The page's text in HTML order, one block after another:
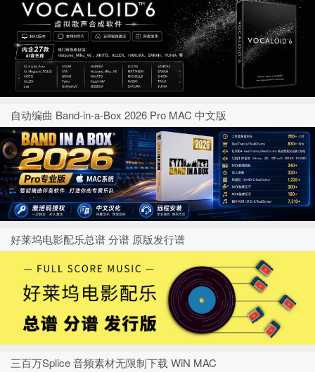
自动编曲 Band-in-a-Box 2026 Pro MAC 中文版
好莱坞电影配乐总谱 分谱 原版发行谱
三百万Splice 音频素材无限制下载 WiN MAC